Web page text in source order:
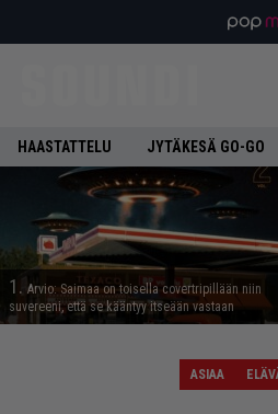
HAASTATTELU JYTÄKESÄ GO-GO
1. Arvio: Saimaa on toisella covertripillään niin
suvereeni, että se kääntyy itseään vastaan
ASIAA